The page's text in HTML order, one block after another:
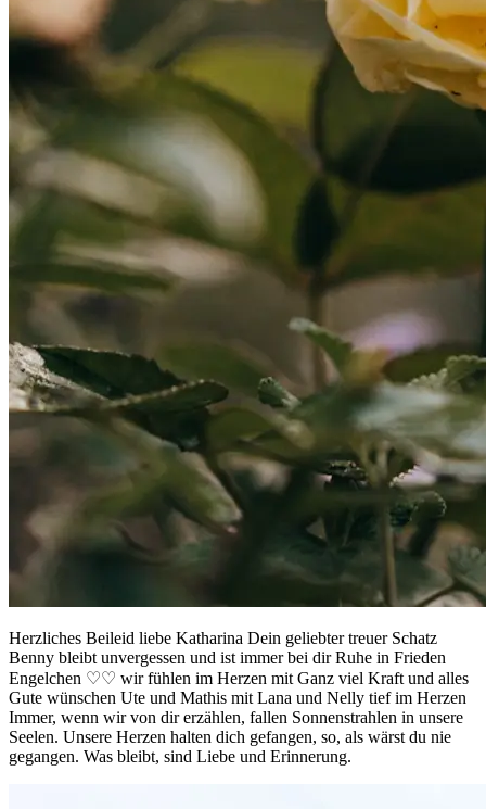
Herzliches Beileid liebe Katharina Dein geliebter treuer Schatz
Benny bleibt unvergessen und ist immer bei dir Ruhe in Frieden
Engelchen ♡♡ wir fühlen im Herzen mit Ganz viel Kraft und alles
Gute wünschen Ute und Mathis mit Lana und Nelly tief im Herzen
Immer, wenn wir von dir erzählen, fallen Sonnenstrahlen in unsere
Seelen. Unsere Herzen halten dich gefangen, so, als wärst du nie
gegangen. Was bleibt, sind Liebe und Erinnerung.